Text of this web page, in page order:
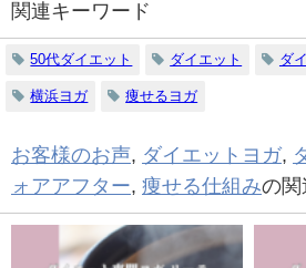
関連キーワード
50代ダイエット ダイエット ダ
横浜ヨガ 痩せるヨガ
お客様のお声, ダイエットヨガ,
ォアアフター, 痩せる仕組みの関